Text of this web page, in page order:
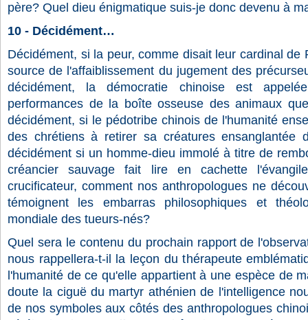
père? Quel dieu énigmatique suis-je donc devenu à
10 - Décidément…
Décidément, si la peur, comme disait leur cardinal de
source de l'affaiblissement du jugement des
décidément, la démocratie chinoise est
performances de la boîte osseuse des animaux
décidément, si le pédotribe chinois de l'humanité
des chrétiens à retirer sa créatures ensanglantée
décidément si un homme-dieu immolé à titre de
créancier sauvage fait lire en cachette
crucificateur, comment nos anthropologues ne
témoignent les embarras philosophiques et
mondiale des tueurs-nés?
Quel sera le contenu du prochain rapport de
nous rappellera-t-il la leçon du thérapeute
l'humanité de ce qu'elle appartient à une espèce de
doute la ciguë du martyr athénien de l'intelligence
de nos symboles aux côtés des anthropologues